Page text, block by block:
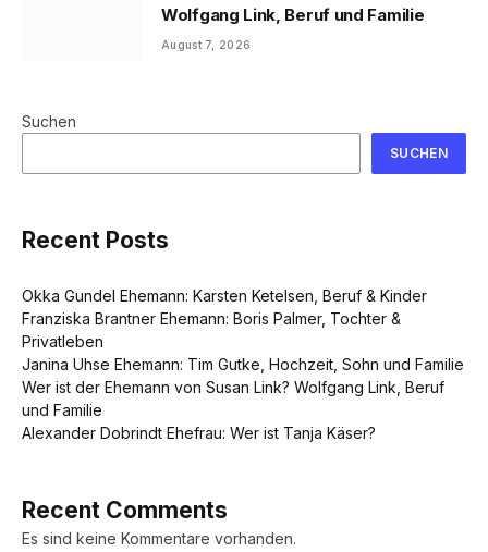
Wolfgang Link, Beruf und Familie
August 7, 2026
Suchen
SUCHEN
Recent Posts
Okka Gundel Ehemann: Karsten Ketelsen, Beruf & Kinder
Franziska Brantner Ehemann: Boris Palmer, Tochter &
Privatleben
Janina Uhse Ehemann: Tim Gutke, Hochzeit, Sohn und Familie
Wer ist der Ehemann von Susan Link? Wolfgang Link, Beruf
und Familie
Alexander Dobrindt Ehefrau: Wer ist Tanja Käser?
Recent Comments
Es sind keine Kommentare vorhanden.